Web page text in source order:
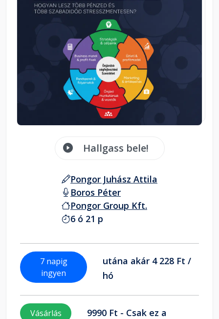
Hallgass bele!
Pongor Juhász Attila
Boros Péter
Pongor Group Kft.
6 ó 21 p
7 napig
ingyen
utána akár 4 228 Ft /
hó
Vásárlás
9990 Ft - Csak ez a